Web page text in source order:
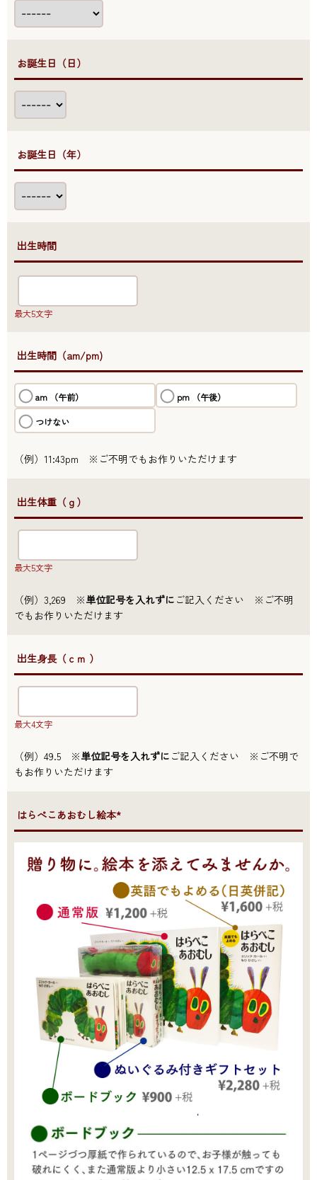
●お誕生日（日）
●お誕生日（年）
●出生時間
最大5文字
●出生時間（am/pm)
am （午前） pm （午後）
つけない
（例）11:43pm ※ご不明でもお作りいただけます
●出生体重（ｇ）
最大5文字
（例）3,269 ※単位記号を入れずに ご記入ください ※ご不明
でもお作りいただけます
●出生身長（ｃｍ ）
最大4文字
（例）49.5 ※単位記号を入れずに ご記入ください ※ご不明で
もお作りいただけます
●はらぺこあおむし絵本*